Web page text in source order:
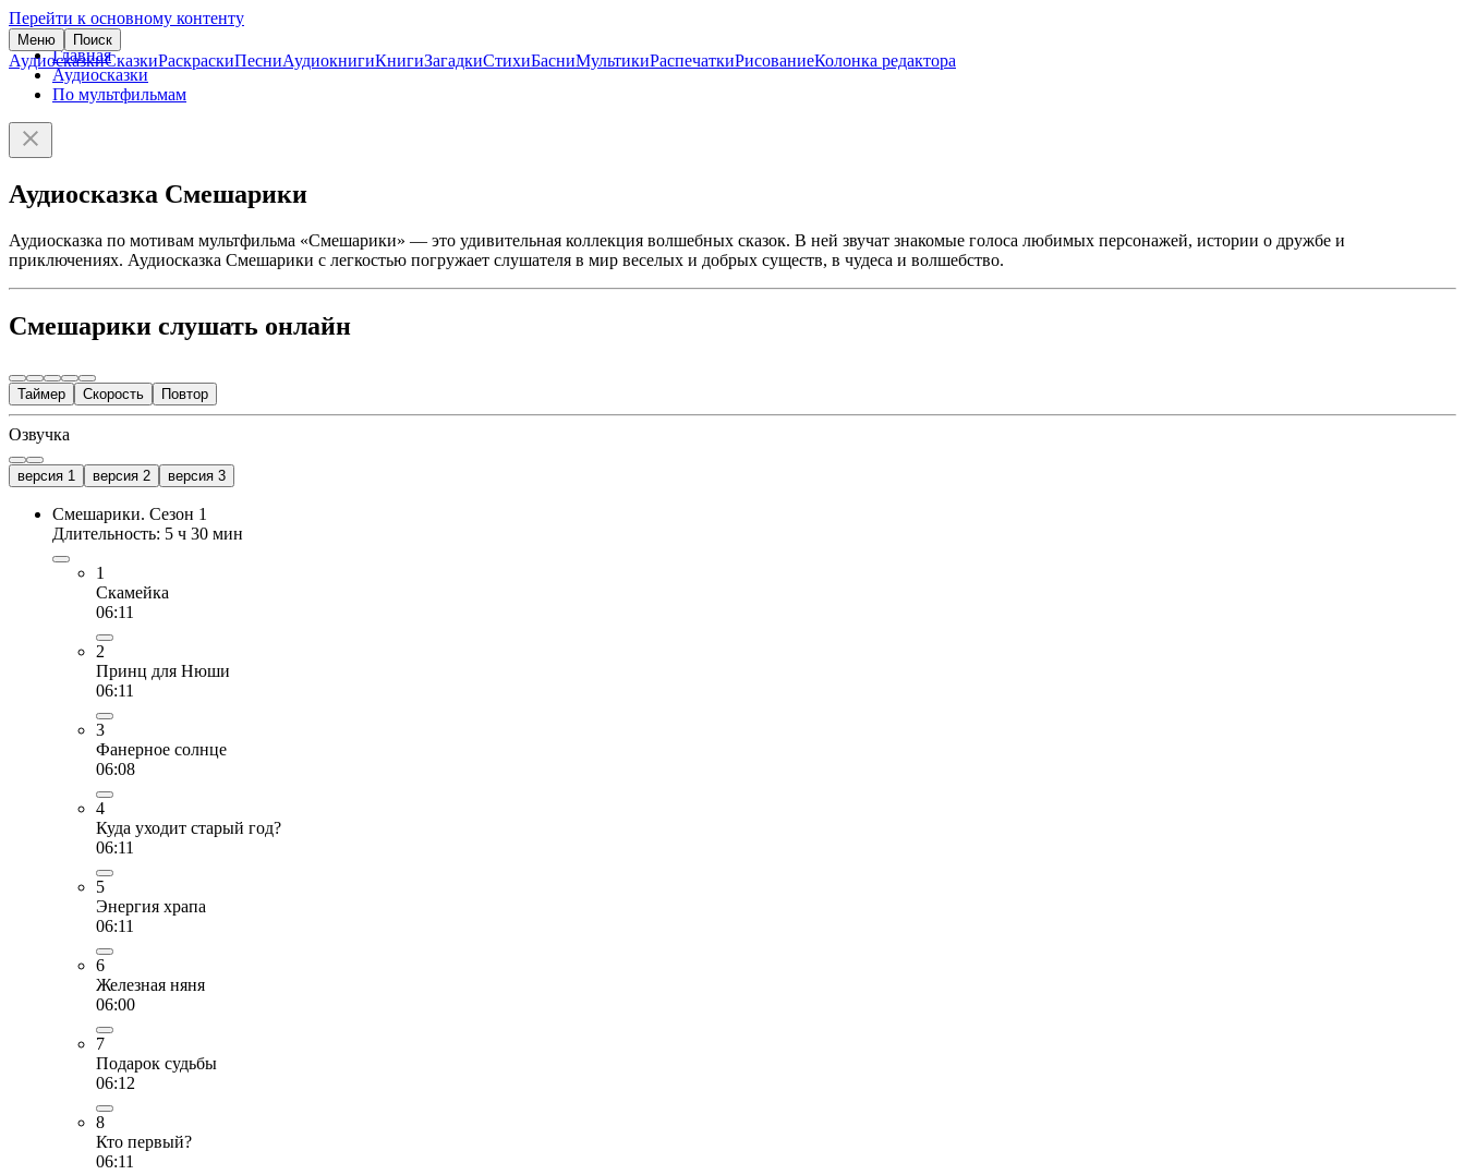
Перейти к основному контенту
Меню Поиск
АудиосказкиСказкиРаскраскиПесниАудиокнигиКнигиЗагадкиСтихиБасниМультикиРаспечаткиРисованиеКолонка редактора
Главная
Аудиосказки
По мультфильмам
Аудиосказка Смешарики
Аудиосказка по мотивам мультфильма «Смешарики» — это удивительная коллекция волшебных сказок. В ней звучат знакомые голоса любимых персонажей, истории о дружбе и
приключениях. Аудиосказка Смешарики с легкостью погружает слушателя в мир веселых и добрых существ, в чудеса и волшебство.
Смешарики слушать онлайн
Таймер Скорость Повтор
Озвучка
версия 1 версия 2 версия 3
Смешарики. Сезон 1
Длительность: 5 ч 30 мин
1
Скамейка
06:11
2
Принц для Нюши
06:11
3
Фанерное солнце
06:08
4
Куда уходит старый год?
06:11
5
Энергия храпа
06:11
6
Железная няня
06:00
7
Подарок судьбы
06:12
8
Кто первый?
06:11